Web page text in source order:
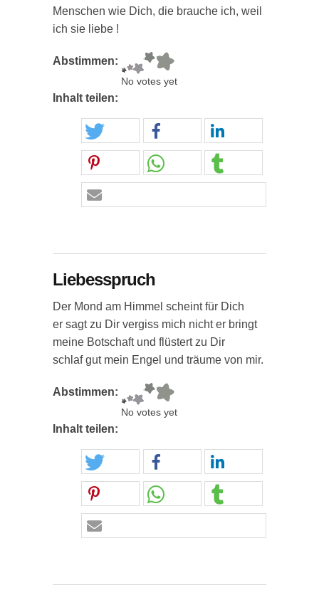
Menschen wie Dich, die brauche ich, weil
ich sie liebe !
Abstimmen:
No votes yet
Inhalt teilen:
Liebesspruch
Der Mond am Himmel scheint für Dich
er sagt zu Dir vergiss mich nicht er bringt
meine Botschaft und flüstert zu Dir
schlaf gut mein Engel und träume von mir.
Abstimmen:
No votes yet
Inhalt teilen: